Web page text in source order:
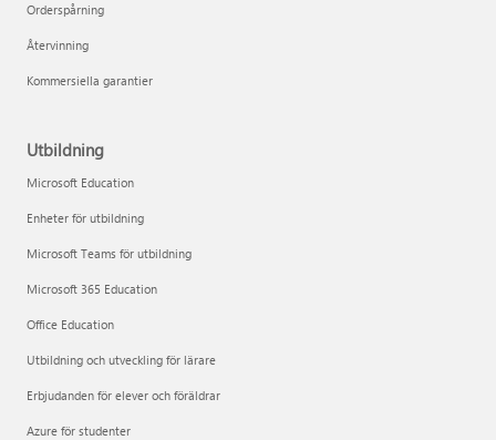
Orderspårning
Återvinning
Kommersiella garantier
Utbildning
Microsoft Education
Enheter för utbildning
Microsoft Teams för utbildning
Microsoft 365 Education
Office Education
Utbildning och utveckling för lärare
Erbjudanden för elever och föräldrar
Azure för studenter